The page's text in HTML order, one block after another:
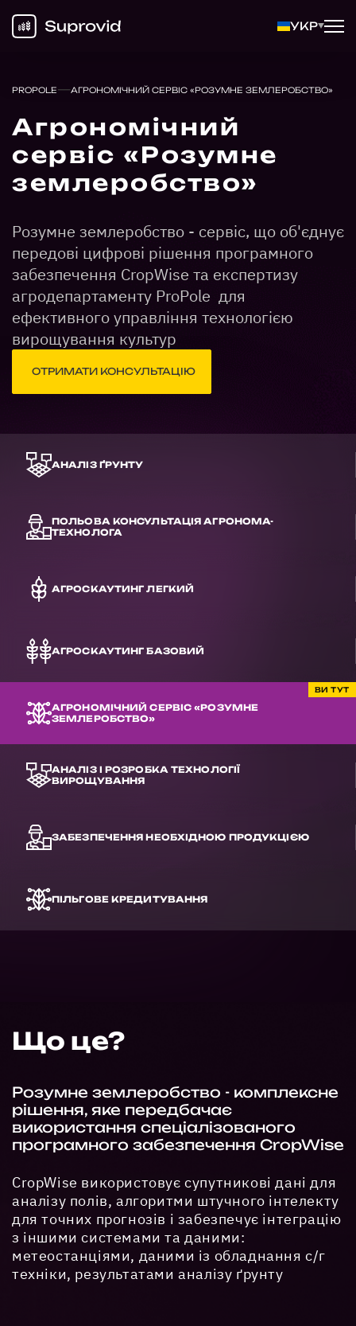
УКР
PROPOLE—АГРОНОМІЧНИЙ СЕРВІС «РОЗУМНЕ ЗЕМЛЕРОБСТВО»
Агрономічний
сервіс «Розумне
землеробство»
Розумне землеробство - сервіс, що об'єднує
передові цифрові рішення програмного
забезпечення CropWise та експертизу
агродепартаменту ProPole для
ефективного управління технологією
вирощування культур
ОТРИМАТИ КОНСУЛЬТАЦІЮ
АНАЛІЗ ҐРУНТУ
ПОЛЬОВА КОНСУЛЬТАЦІЯ АГРОНОМА-
ТЕХНОЛОГА
АГРОСКАУТИНГ ЛЕГКИЙ
АГРОСКАУТИНГ БАЗОВИЙ
ВИ ТУТ
АГРОНОМІЧНИЙ СЕРВІС «РОЗУМНЕ
ЗЕМЛЕРОБСТВО»
АНАЛІЗ І РОЗРОБКА ТЕХНОЛОГІЇ
ВИРОЩУВАННЯ
ЗАБЕЗПЕЧЕННЯ НЕОБХІДНОЮ ПРОДУКЦІЄЮ
ПІЛЬГОВЕ КРЕДИТУВАННЯ
Що це?
Розумне землеробство - комплексне
рішення, яке передбачає
використання спеціалізованого
програмного забезпечення CropWise
CropWise використовує супутникові дані для
аналізу полів, алгоритми штучного інтелекту
для точних прогнозів і забезпечує інтеграцію
з іншими системами та даними:
метеостанціями, даними із обладнання с/г
техніки, результатами аналізу ґрунту